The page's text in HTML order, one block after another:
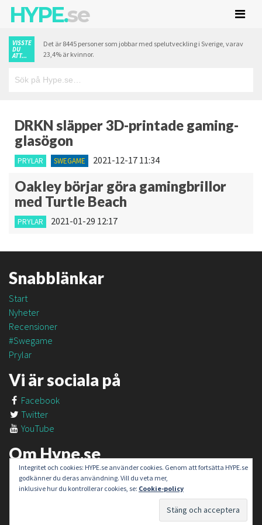
HYPE.se
VISSTE
DU
ATT...
Det är 8445 personer som jobbar med spelutveckling i Sverige, varav
23,4% är kvinnor.
DRKN släpper 3D-printade gaming-
glasögon
PRYLAR SWEGAME 2021-12-17 11:34
Oakley börjar göra gamingbrillor
med Turtle Beach
PRYLAR 2021-01-29 12:17
Snabblänkar
Start
Nyheter
Recensioner
#Swegame
Prylar
Vi är sociala på
Facebook
Twitter
YouTube
Om Hype.se
Om oss
Om #SweGame
Integritet och cookies: HYPE.se använder cookies. Genom att fortsätta HYPE.se
godkänner du deras användning. Vill du veta mer,
inklusive hur du kontrollerar cookies, se: Cookie-policy